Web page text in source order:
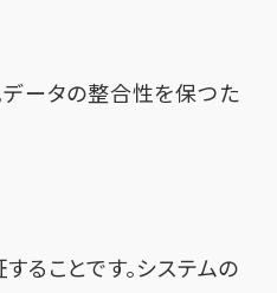
データの整合性を保つた
ることです。システムの